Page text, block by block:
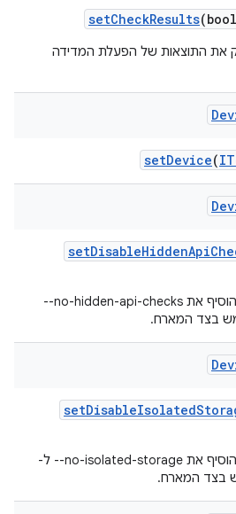
setCheckResults
את התוצאות של הפעלת המדידה
setDevice(
setDisableHiddenApi
ההגדרה הזו קובעת אם להוסיף את ‎--no-hidden-api-checks
setDisableIsolated
ההגדרה הזו קובעת אם להוסיף את ‎--no-isolated-storage ל-